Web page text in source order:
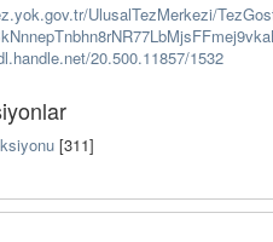
UlusalTezMerkezi/
20.500.11857/1532
[311]